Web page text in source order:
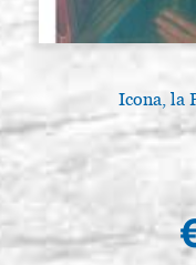
Icona, la